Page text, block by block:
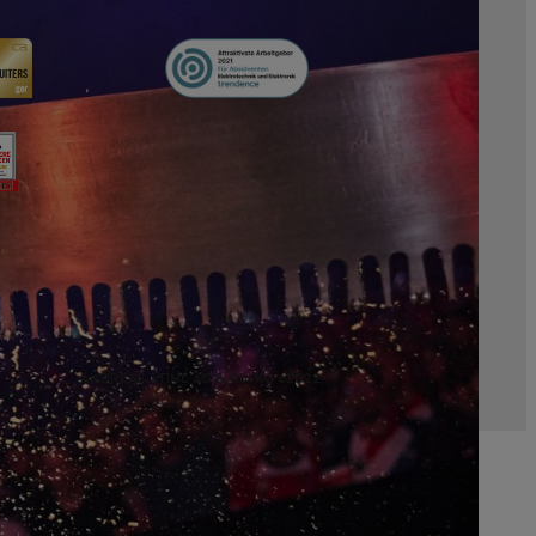
ANDREAS STIHL AG & Co. KG ©2022